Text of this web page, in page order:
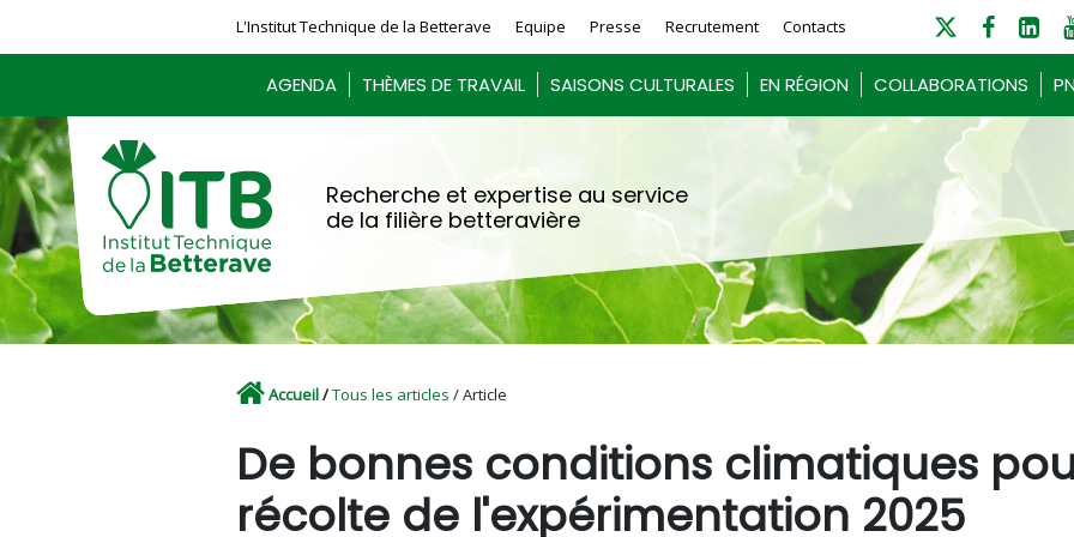
L'Institut Technique de la Betterave Equipe Presse Recrutement Contacts
AGENDA THÈMES DE TRAVAIL SAISONS CULTURALES EN RÉGION COLLABORATIONS
Recherche et expertise au service
de la filière betteravière
Accueil/Tous les articles / Article
De bonnes conditions climatiques
récolte de l'expérimentation 2025